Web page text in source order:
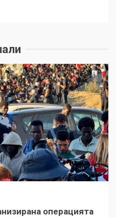
операцията